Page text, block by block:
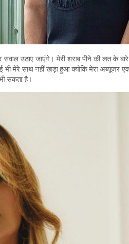
उठाए जाएंगे। मेरी शराब पीने की लत के बारे
भी मेरे साथ नहीं खड़ा हुआ क्योंकि मेरा अब्यूजर
सकता है।